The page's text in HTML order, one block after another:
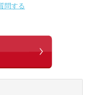
問する